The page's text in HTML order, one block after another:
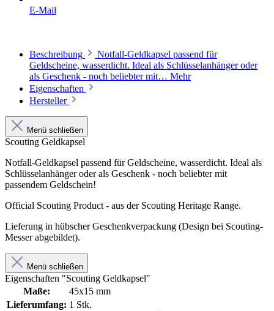
E-Mail
Beschreibung
Notfall-Geldkapsel passend für
Geldscheine, wasserdicht. Ideal als Schlüsselanhänger oder
als Geschenk - noch beliebter mit… Mehr
Eigenschaften
Hersteller
Menü schließen
Scouting Geldkapsel
Notfall-Geldkapsel passend für Geldscheine, wasserdicht. Ideal als
Schlüsselanhänger oder als Geschenk - noch beliebter mit
passendem Geldschein!
Official Scouting Product - aus der Scouting Heritage Range.
Lieferung in hübscher Geschenkverpackung (Design bei Scouting-
Messer abgebildet).
Menü schließen
Eigenschaften "Scouting Geldkapsel"
Maße:
45x15 mm
Lieferumfang: 1 Stk.